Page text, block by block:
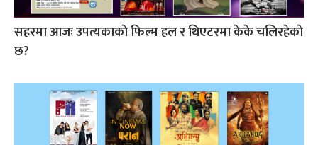
सहरमा आजः उपत्यकाकाे फिल्म हल र थिएटरमा केके चलिरहेकाे
छ?